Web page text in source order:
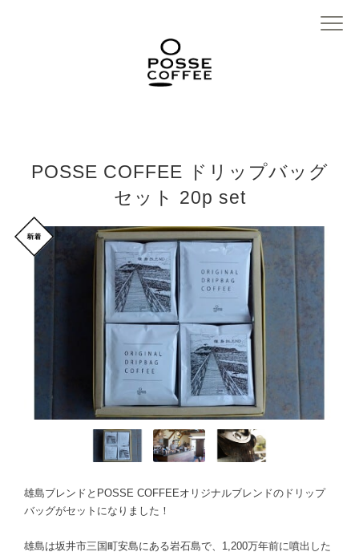
POSSE COFFEE ドリップバッグ
セット 20p set
雄島ブレンドとPOSSE COFFEEオリジナルブレンドのドリップ
バッグがセットになりました！
雄島は坂井市三国町安島にある岩石島で、1,200万年前に噴出した